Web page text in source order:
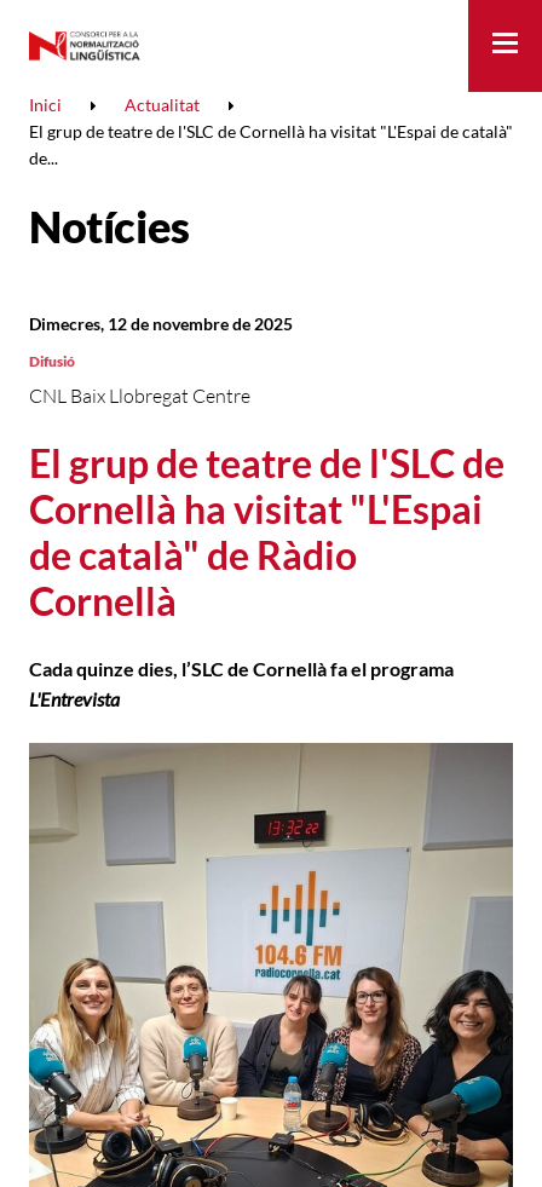
Inici
Actualitat
El grup de teatre de l'SLC de Cornellà ha visitat "L'Espai de català"
de...
Notícies
El grup de teatre de l'SLC de
Cornellà ha visitat "L'Espai
de català" de Ràdio
Cornellà
CNL Baix Llobregat Centre
Dimecres, 12 de novembre de 2025
Difusió
Cada quinze dies, l’SLC de Cornellà fa el programa
L'Entrevista